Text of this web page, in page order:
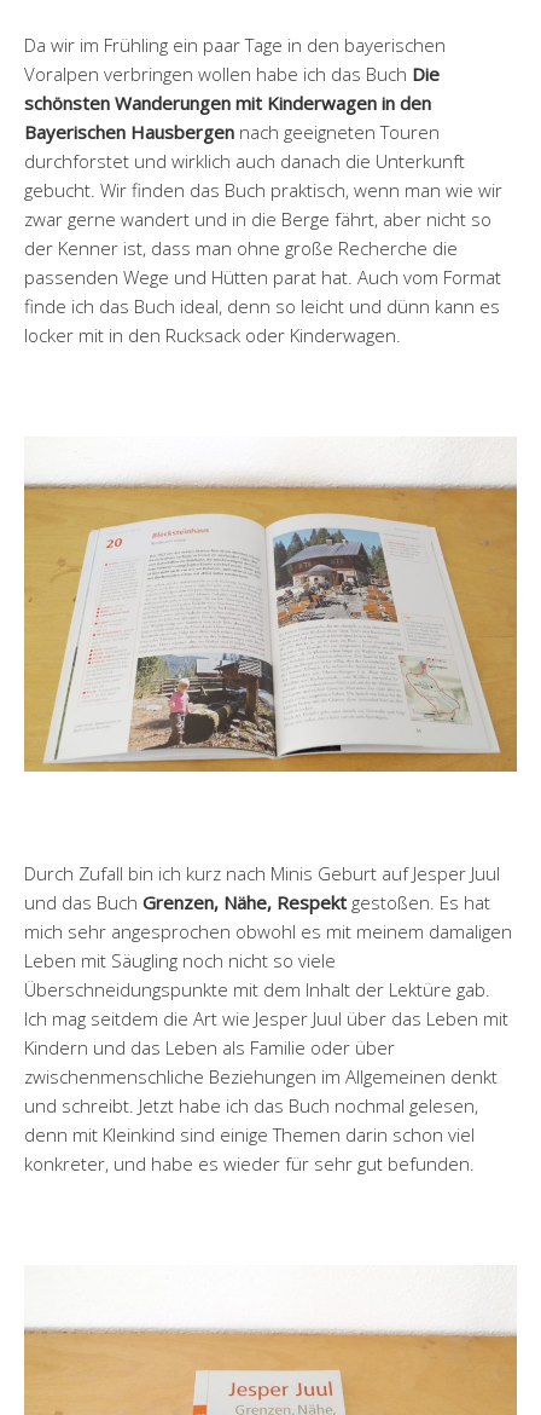
Da wir im Frühling ein paar Tage in den bayerischen
Voralpen verbringen wollen habe ich das Buch Die
schönsten Wanderungen mit Kinderwagen in den
Bayerischen Hausbergen nach geeigneten Touren
durchforstet und wirklich auch danach die Unterkunft
gebucht. Wir finden das Buch praktisch, wenn man wie wir
zwar gerne wandert und in die Berge fährt, aber nicht so
der Kenner ist, dass man ohne große Recherche die
passenden Wege und Hütten parat hat. Auch vom Format
finde ich das Buch ideal, denn so leicht und dünn kann es
locker mit in den Rucksack oder Kinderwagen.
Durch Zufall bin ich kurz nach Minis Geburt auf Jesper Juul
und das Buch Grenzen, Nähe, Respekt gestoßen. Es hat
mich sehr angesprochen obwohl es mit meinem damaligen
Leben mit Säugling noch nicht so viele
Überschneidungspunkte mit dem Inhalt der Lektüre gab.
Ich mag seitdem die Art wie Jesper Juul über das Leben mit
Kindern und das Leben als Familie oder über
zwischenmenschliche Beziehungen im Allgemeinen denkt
und schreibt. Jetzt habe ich das Buch nochmal gelesen,
denn mit Kleinkind sind einige Themen darin schon viel
konkreter, und habe es wieder für sehr gut befunden.